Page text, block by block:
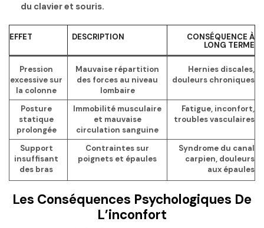
du clavier et souris.
EFFET DESCRIPTION
CONSÉQUENCE À
LONG TERME
Pression
excessive sur
la colonne
Mauvaise répartition
des forces au niveau
lombaire
Hernies discales,
douleurs chroniques
Posture
statique
prolongée
Immobilité musculaire
et mauvaise
circulation sanguine
Fatigue, inconfort,
troubles vasculaires
Support
insuffisant
des bras
Contraintes sur
poignets et épaules
Syndrome du canal
carpien, douleurs
aux épaules
Les Conséquences Psychologiques De
L’inconfort